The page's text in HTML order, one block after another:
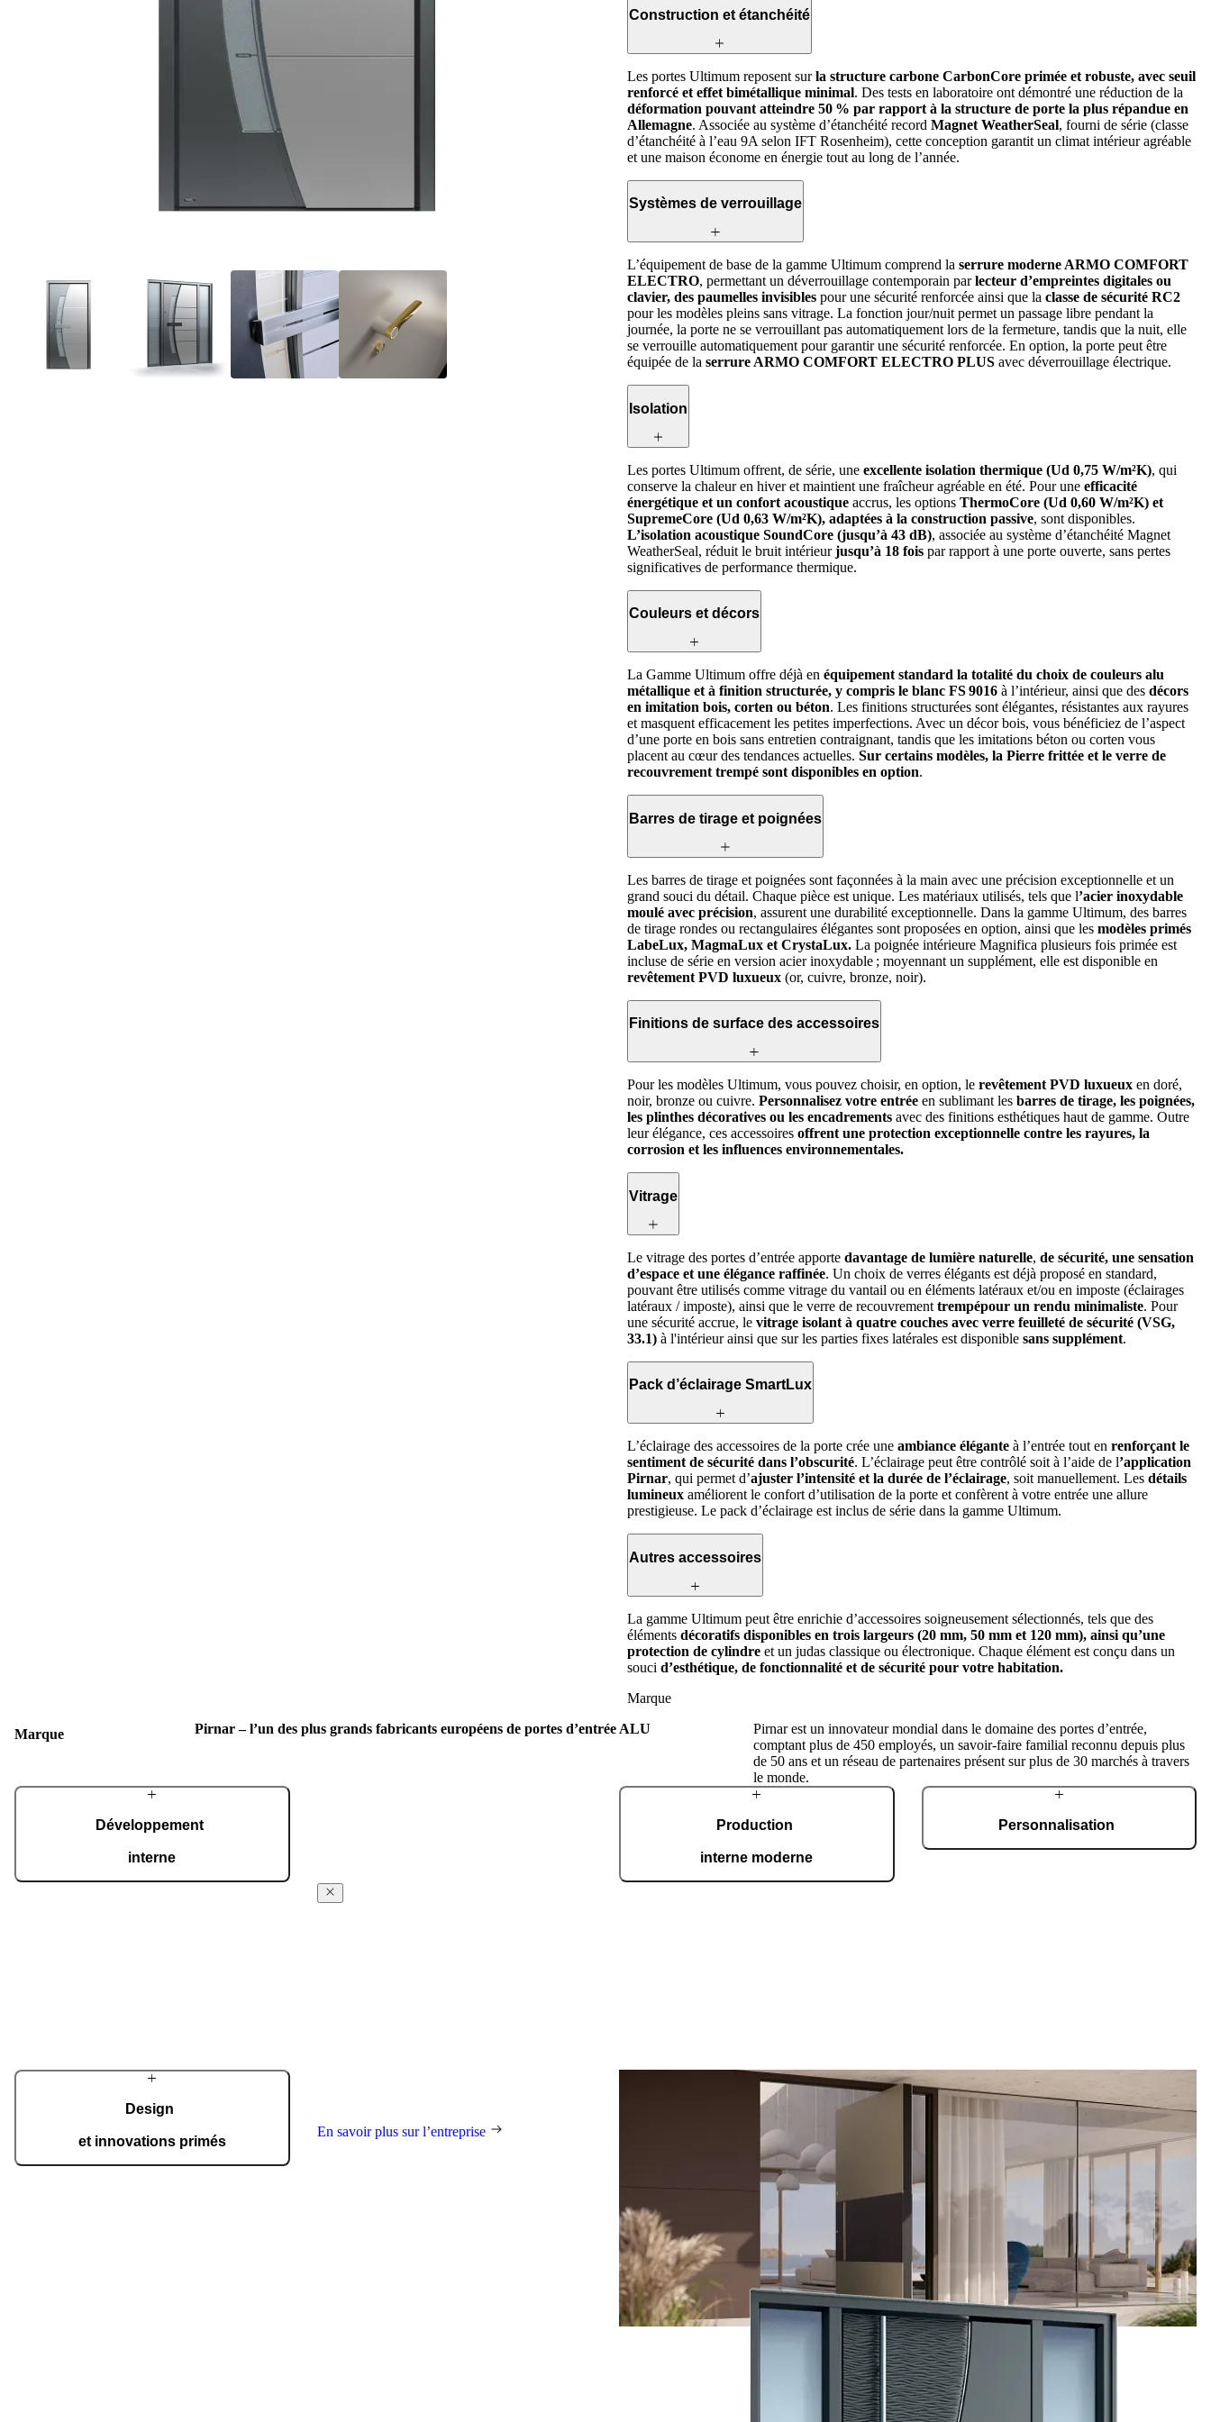
Construction et étanchéité
Les portes Ultimum reposent surla structure carbone CarbonCore primée et robuste, avec seuil
renforcé et effet bimétallique minimal. Des tests en laboratoire ont démontré une réduction de la
déformation pouvant atteindre 50 % par rapport à la structure de porte la plus répandue en
Allemagne. Associée au système d’étanchéité record Magnet WeatherSeal, fourni de série (classe
d’étanchéité à l’eau 9A selon IFT Rosenheim), cette conception garantit un climat intérieur agréable
et une maison économe en énergie tout au long de l’année.
Systèmes de verrouillage
L’équipement de base de la gamme Ultimum comprend la serrure moderne ARMO COMFORT
ELECTRO, permettant un déverrouillage contemporain parlecteur d’empreintes digitales ou
clavier, des paumelles invisibles pour une sécurité renforcée ainsi que la classe de sécurité RC2
pour les modèles pleins sans vitrage. La fonction jour/nuit permet un passage libre pendant la
journée, la porte ne se verrouillant pas automatiquement lors de la fermeture, tandis que la nuit, elle
se verrouille automatiquement pour garantir une sécurité renforcée. En option, la porte peut être
équipée de la serrure ARMO COMFORT ELECTRO PLUS avec déverrouillage électrique.
Isolation
Les portes Ultimum offrent, de série, une excellente isolation thermique (Ud 0,75 W/m²K), qui
conserve la chaleur en hiver et maintient une fraîcheur agréable en été. Pour une efficacité
énergétique et un confort acoustique accrus, les options ThermoCore (Ud 0,60 W/m²K) et
SupremeCore (Ud 0,63 W/m²K), adaptées à la construction passive, sont disponibles.
L’isolation acoustique SoundCore (jusqu’à 43 dB), associée au système d’étanchéité Magnet
WeatherSeal, réduit le bruit intérieurjusqu’à 18 fois par rapport à une porte ouverte, sans pertes
significatives de performance thermique.
Couleurs et décors
La Gamme Ultimum offre déjà en équipement standard la totalité du choix de couleurs alu
métallique et à finition structurée, y compris le blanc FS 9016 à l’intérieur, ainsi que des décors
en imitation bois, corten ou béton. Les finitions structurées sont élégantes, résistantes aux rayures
et masquent efficacement les petites imperfections. Avec un décor bois, vous bénéficiez de l’aspect
d’une porte en bois sans entretien contraignant, tandis que les imitations béton ou corten vous
placent au cœur des tendances actuelles. Sur certains modèles, la Pierre frittée et le verre de
recouvrement trempé sont disponibles en option.
Barres de tirage et poignées
Les barres de tirage et poignées sont façonnées à la main avec une précision exceptionnelle et un
grand souci du détail. Chaque pièce est unique. Les matériaux utilisés, tels que l’acier inoxydable
moulé avec précision, assurent une durabilité exceptionnelle. Dans la gamme Ultimum, des barres
de tirage rondes ou rectangulaires élégantes sont proposées en option, ainsi que les modèles primés
LabeLux, MagmaLux et CrystaLux. La poignée intérieure Magnifica plusieurs fois primée est
incluse de série en version acier inoxydable ; moyennant un supplément, elle est disponible en
revêtement PVD luxueux (or, cuivre, bronze, noir).
Finitions de surface des accessoires
Pour les modèles Ultimum, vous pouvez choisir, en option, le revêtement PVD luxueux en doré,
noir, bronze ou cuivre. Personnalisez votre entrée en sublimant les barres de tirage, les poignées,
les plinthes décoratives ou les encadrements avec des finitions esthétiques haut de gamme. Outre
leur élégance, ces accessoires offrent une protection exceptionnelle contre les rayures, la
corrosion et les influences environnementales.
Vitrage
Le vitrage des portes d’entrée apporte davantage de lumière naturelle, de sécurité, une sensation
d’espace et une élégance raffinée. Un choix de verres élégants est déjà proposé en standard,
pouvant être utilisés comme vitrage du vantail ou en éléments latéraux et/ou en imposte (éclairages
latéraux / imposte), ainsi que le verre de recouvrement trempépour un rendu minimaliste. Pour
une sécurité accrue, le vitrage isolant à quatre couches avec verre feuilleté de sécurité (VSG,
33.1) à l'intérieur ainsi que sur les parties fixes latérales est disponible sans supplément.
Pack d’éclairage SmartLux
L’éclairage des accessoires de la porte crée une ambiance élégante à l’entrée tout en renforçant le
sentiment de sécurité dans l’obscurité. L’éclairage peut être contrôlé soit à l’aide de l’application
Pirnar, qui permet d’ajuster l’intensité et la durée de l’éclairage, soit manuellement. Les détails
lumineux améliorent le confort d’utilisation de la porte et confèrent à votre entrée une allure
prestigieuse. Le pack d’éclairage est inclus de série dans la gamme Ultimum.
Autres accessoires
La gamme Ultimum peut être enrichie d’accessoires soigneusement sélectionnés, tels que des
éléments décoratifs disponibles en trois largeurs (20 mm, 50 mm et 120 mm), ainsi qu’une
protection de cylindre et un judas classique ou électronique. Chaque élément est conçu dans un
souci d’esthétique, de fonctionnalité et de sécurité pour votre habitation.
Marque
Marque Pirnar – l’un des plus grands fabricants européens de portes d’entrée ALU
Pirnar est un innovateur mondial dans le domaine des portes d’entrée,
comptant plus de 450 employés, un savoir-faire familial reconnu depuis plus
de 50 ans et un réseau de partenaires présent sur plus de 30 marchés à travers
le monde.
Développement
interne
Design
et innovations primés
En savoir plus sur l’entreprise
Production
interne moderne
Personnalisation